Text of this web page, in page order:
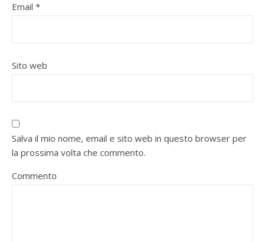
Email *
Sito web
Salva il mio nome, email e sito web in questo browser per
la prossima volta che commento.
Commento